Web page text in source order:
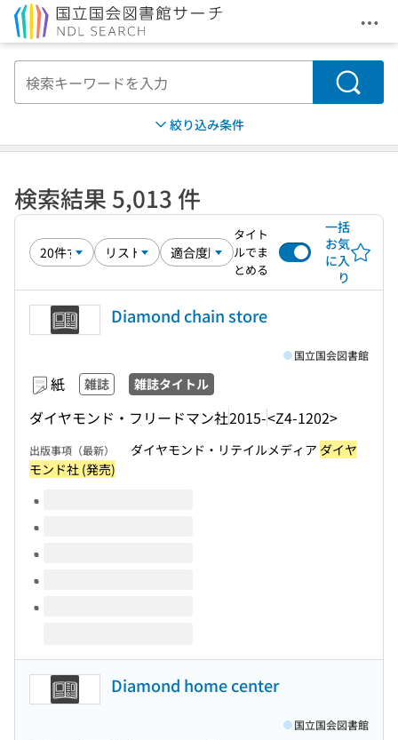
メ
検索
絞り込み条件
検索結果 5,013 件
タイト
ルでま
とめる
一括
お気
に入
り
Diamond chain store
紙 雑誌 雑誌タイトル
ダイヤモンド・フリードマン社2015-<Z4-1202>
国立国会図書館
出版事項（最新） ダイヤモンド・リテイルメディア ダイヤ
モンド社 (発売)
このタイトルの巻号
Diamond home center
国立国会図書館